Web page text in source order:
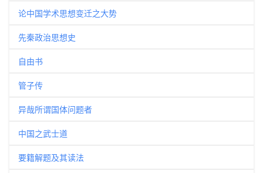
论中国学术思想变迁之大势
先秦政治思想史
自由书
管子传
异哉所谓国体问题者
中国之武士道
要籍解题及其读法